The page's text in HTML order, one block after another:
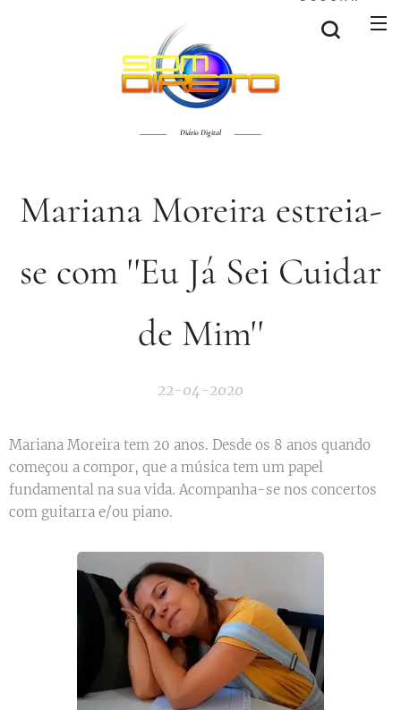
Diário Digital
Mariana Moreira estreia-
se com ''Eu Já Sei Cuidar
de Mim''
22-04-2020
Mariana Moreira tem 20 anos. Desde os 8 anos quando
começou a compor, que a música tem um papel
fundamental na sua vida. Acompanha-se nos concertos
com guitarra e/ou piano.